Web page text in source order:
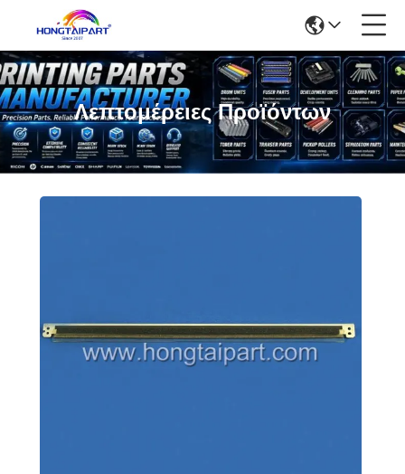
Λεπτομέρειες Προϊόντων